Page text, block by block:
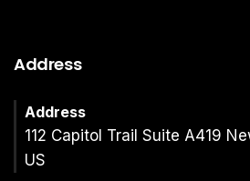
Address
Address
112 Capitol Trail Suite A419
US